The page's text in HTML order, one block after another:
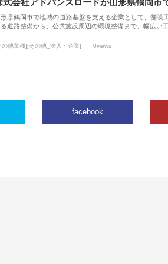
式会社アドバンスロードが山形県鶴岡市
形県鶴岡市で地域の道路基盤を支える企業として、舗
る道路整備から、公共施設周辺の環境整備まで、幅広い
の他業種][その他_法人・企業] 0views
facebook